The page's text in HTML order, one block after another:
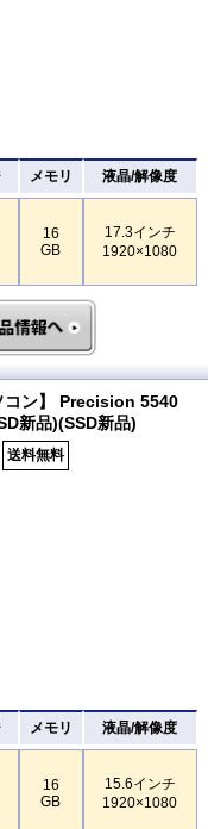
メモリ 液晶/解像度
16
GB
17.3インチ
1920×1080
コン】 Precision 5540
新品)(SSD新品)
送料無料
メモリ 液晶/解像度
16
GB
15.6インチ
1920×1080